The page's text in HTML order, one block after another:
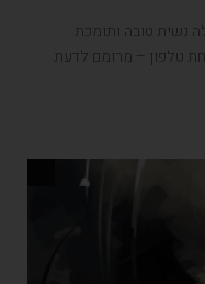
נשית טובה ותומכת
טלפון – מרומם לדעת